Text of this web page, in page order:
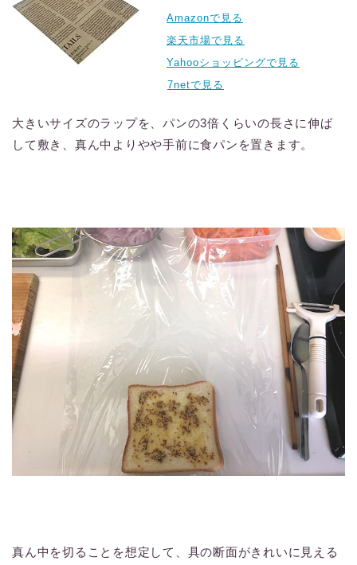
Amazonで見る
楽天市場で見る
Yahooショッピングで見る
7netで見る
大きいサイズのラップを、パンの3倍くらいの長さに伸ば
して敷き、真ん中よりやや手前に食パンを置きます。
真ん中を切ることを想定して、具の断面がきれいに見える